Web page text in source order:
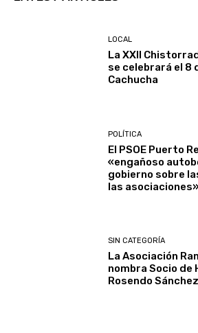
LOCAL
La XXII
se celebrará el 8
Cachucha
POLÍTICA
El PSOE Puerto
«engañoso
gobierno sobre
las asociaciones»
SIN CATEGORÍA
La Asociación
nombra Socio de
Rosendo Sánchez